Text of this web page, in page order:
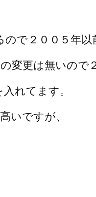
で２００５年
変更は無いので
れてます。
いですが、